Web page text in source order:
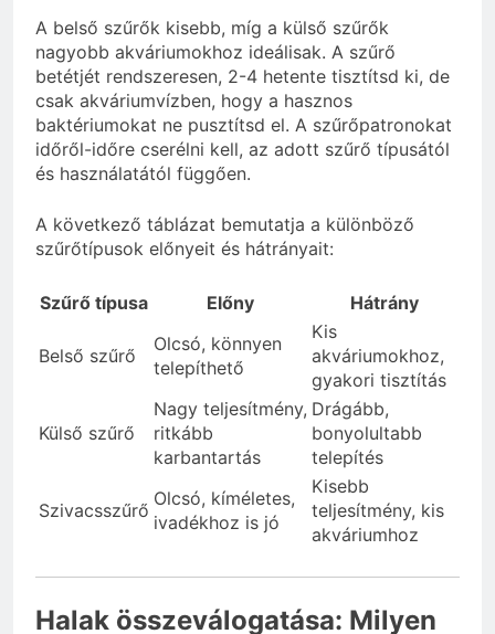
A belső szűrők kisebb, míg a külső szűrők
nagyobb akváriumokhoz ideálisak. A szűrő
betétjét rendszeresen, 2-4 hetente tisztítsd ki, de
csak akváriumvízben, hogy a hasznos
baktériumokat ne pusztítsd el. A szűrőpatronokat
időről-időre cserélni kell, az adott szűrő típusától
és használatától függően.
A következő táblázat bemutatja a különböző
szűrőtípusok előnyeit és hátrányait:
Szűrő típusa Előny Hátrány
Belső szűrő
Olcsó, könnyen
telepíthető
Kis
akváriumokhoz,
gyakori tisztítás
Külső szűrő
Nagy teljesítmény,
ritkább
karbantartás
Drágább,
bonyolultabb
telepítés
Szivacsszűrő
Olcsó, kíméletes,
ivadékhoz is jó
Kisebb
teljesítmény, kis
akváriumhoz
Halak összeválogatása: Milyen